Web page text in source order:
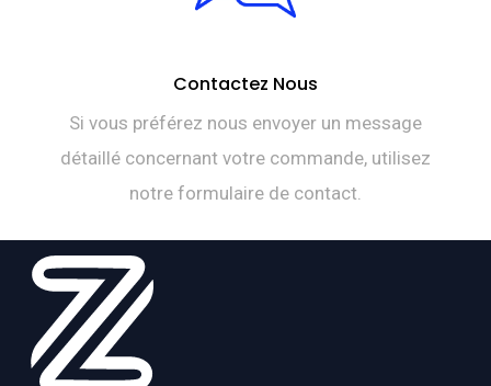
Contactez Nous
Si vous préférez nous envoyer un message
détaillé concernant votre commande, utilisez
notre formulaire de contact.